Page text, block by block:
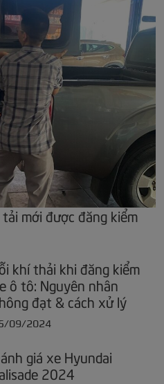
mới được đăng kiểm
khí thải khi đăng kiểm
ô tô: Nguyên nhân
đạt & cách xử lý
09/2024
giá xe Hyundai
2024